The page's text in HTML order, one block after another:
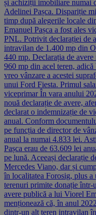
și achiziții imobiliare numai
Adelinei Pașca. Dispariție
timp după alegerile locale
Emanuel Pașca a fost ales
PNL. Potrivit declarației de
intravilan de 1.400 mp din
440 mp. Declarația de
960 mp din acel teren,
vreo vânzare a acestei
unui Ford Fiesta. Primul
viceprimar În vara anului
nouă declarație de avere,
declarat o indemnizație de
anual. Conform
pe funcția de director de
anual la numai 4.833 lei.
Pașca erau de 63.609 lei
pe lună. Aceeași declarație
Mercedes Viano, dar și
în localitatea Forosig, plus
terenuri primite donație într-
avere publică a lui Viorel
menționează că, în anul
dintr-un alt teren intravilan